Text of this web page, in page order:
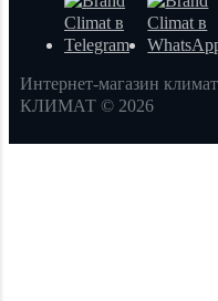
Интернет-магазин
КЛИМАТ © 2026